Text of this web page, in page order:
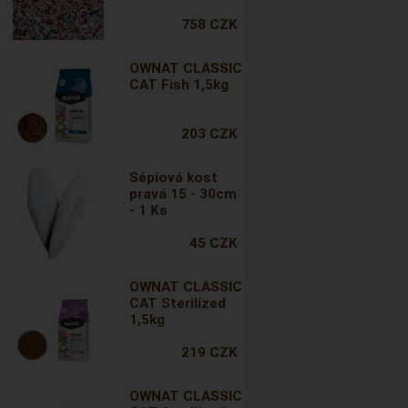
758 CZK
OWNAT CLASSIC
CAT Fish 1,5kg
203 CZK
Sépiová kost
pravá 15 - 30cm
- 1 Ks
45 CZK
OWNAT CLASSIC
CAT Sterilized
1,5kg
219 CZK
OWNAT CLASSIC